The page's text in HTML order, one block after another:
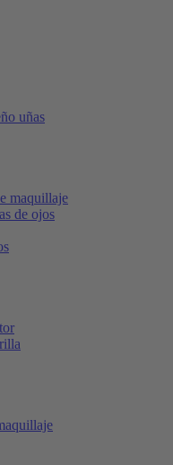
uñas
maquillaje
de ojos